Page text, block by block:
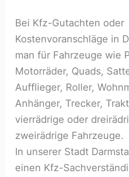
Bei Kfz-Gutachten oder
Kostenvoranschläge in
man für Fahrzeuge wie
Motorräder, Quads,
Aufflieger, Roller,
Anhänger, Trecker,
vierrädrige oder
zweirädrige Fahrzeuge.
In unserer Stadt
einen Kfz-